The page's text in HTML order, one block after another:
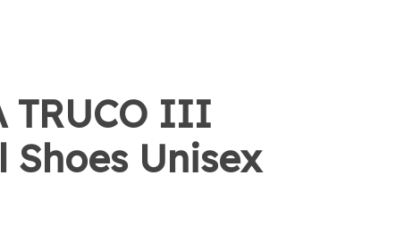
TRUCO III
Shoes Unisex